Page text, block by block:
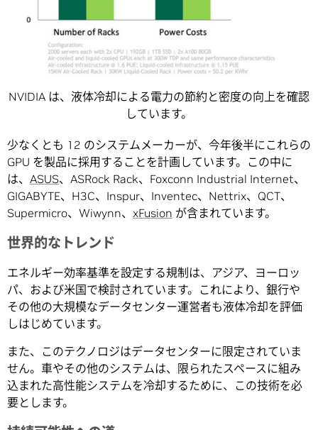
NVIDIA は、液体冷却による電力の節約と密度の向上を確認
しています。
少なくとも 12 のシステムメーカーが、今年後半にこれらの
GPU を製品に採用することを計画しています。この中に
は、 ASUS、ASRock Rack、Foxconn Industrial Internet、
GIGABYTE、H3C、Inspur、Inventec、Nettrix、QCT、
Supermicro、Wiwynn、 xFusion が含まれています。
世界的なトレンド
エネルギー効率基準を設定する規制は、アジア、ヨーロッ
パ、および米国で検討されています。これにより、銀行や
その他の大規模なデータセンター運営者も液体冷却を評価
しはじめています。
また、このテクノロジはデータセンターに限定されていま
せん。車やその他のシステムは、限られたスペースに組み
込まれた高性能システムを冷却するために、この技術を必
要とします。